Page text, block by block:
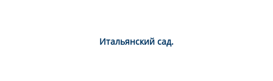
Итальянский сад.